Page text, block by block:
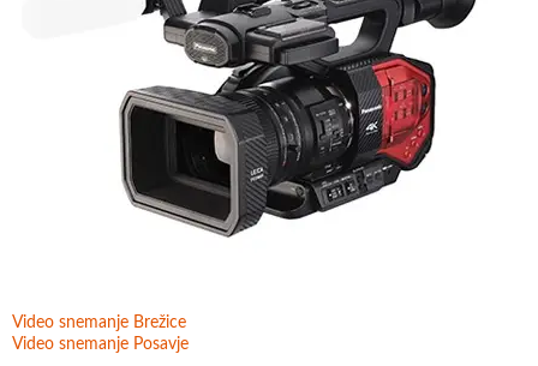
Video snemanje Brežice
Video snemanje Posavje